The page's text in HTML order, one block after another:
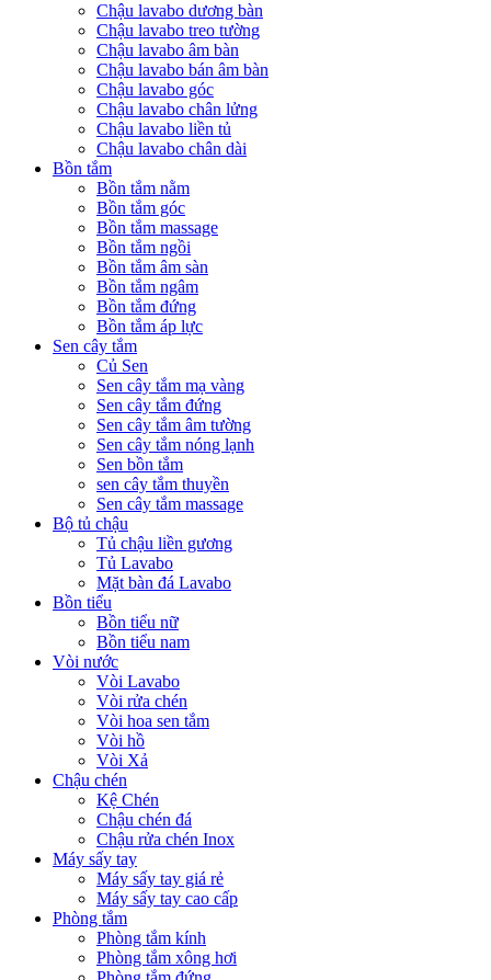
Chậu lavabo dương bàn
Chậu lavabo treo tường
Chậu lavabo âm bàn
Chậu lavabo bán âm bàn
Chậu lavabo góc
Chậu lavabo chân lửng
Chậu lavabo liền tủ
Chậu lavabo chân dài
Bồn tắm
Bồn tắm nằm
Bồn tắm góc
Bồn tắm massage
Bồn tắm ngồi
Bồn tắm âm sàn
Bồn tắm ngâm
Bồn tắm đứng
Bồn tắm áp lực
Sen cây tắm
Củ Sen
Sen cây tắm mạ vàng
Sen cây tắm đứng
Sen cây tắm âm tường
Sen cây tắm nóng lạnh
Sen bồn tắm
sen cây tắm thuyền
Sen cây tắm massage
Bộ tủ chậu
Tủ chậu liền gương
Tủ Lavabo
Mặt bàn đá Lavabo
Bồn tiểu
Bồn tiểu nữ
Bồn tiểu nam
Vòi nước
Vòi Lavabo
Vòi rửa chén
Vòi hoa sen tắm
Vòi hồ
Vòi Xả
Chậu chén
Kệ Chén
Chậu chén đá
Chậu rửa chén Inox
Máy sấy tay
Máy sấy tay giá rẻ
Máy sấy tay cao cấp
Phòng tắm
Phòng tắm kính
Phòng tắm xông hơi